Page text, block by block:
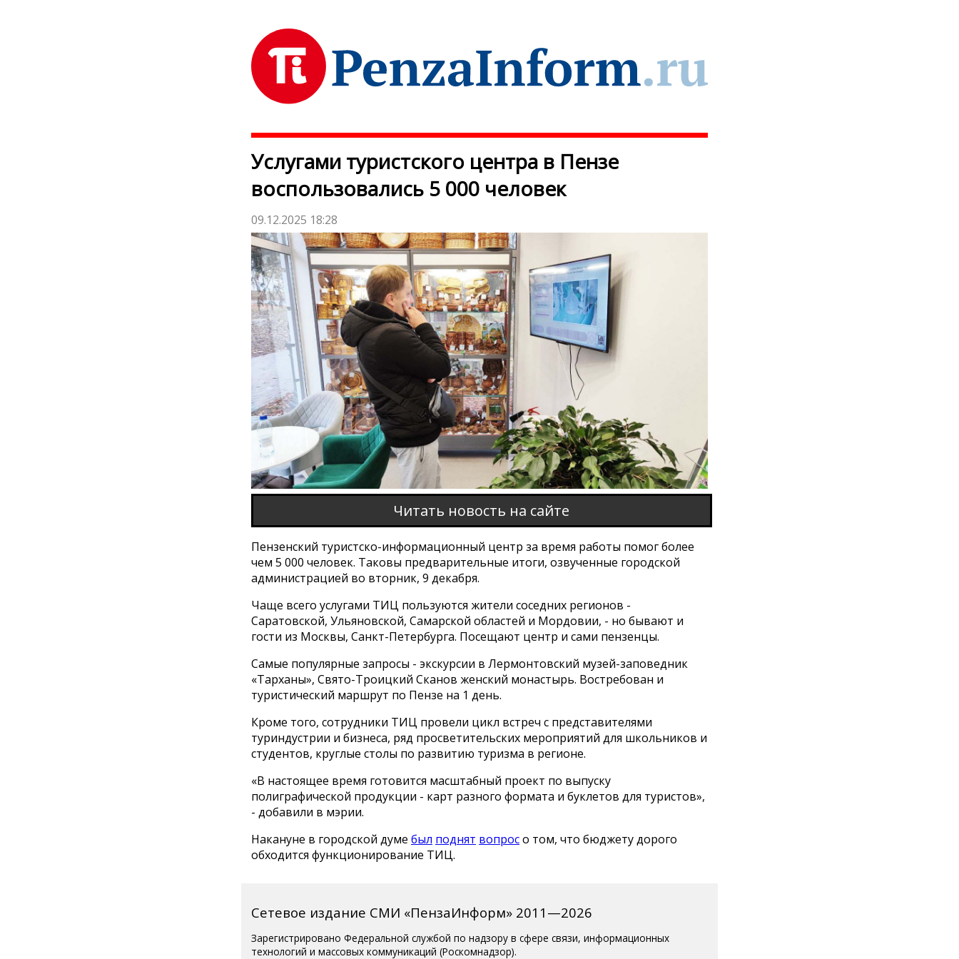
Услугами туристского центра в Пензе
воспользовались 5 000 человек
09.12.2025 18:28
Читать новость на сайте
Пензенский туристско-информационный центр за время работы помог более
чем 5 000 человек. Таковы предварительные итоги, озвученные городской
администрацией во вторник, 9 декабря.
Чаще всего услугами ТИЦ пользуются жители соседних регионов -
Саратовской, Ульяновской, Самарской областей и Мордовии, - но бывают и
гости из Москвы, Санкт-Петербурга. Посещают центр и сами пензенцы.
Самые популярные запросы - экскурсии в Лермонтовский музей-заповедник
«Тарханы», Свято-Троицкий Сканов женский монастырь. Востребован и
туристический маршрут по Пензе на 1 день.
Кроме того, сотрудники ТИЦ провели цикл встреч с представителями
туриндустрии и бизнеса, ряд просветительских мероприятий для школьников и
студентов, круглые столы по развитию туризма в регионе.
«В настоящее время готовится масштабный проект по выпуску
полиграфической продукции - карт разного формата и буклетов для туристов»,
- добавили в мэрии.
Накануне в городской думе был поднят вопросо том, что бюджету дорого
обходится функционирование ТИЦ.
Сетевое издание СМИ «ПензаИнформ» 2011—2026
Зарегистрировано Федеральной службой по надзору в сфере связи, информационных
технологий и массовых коммуникаций (Роскомнадзор).